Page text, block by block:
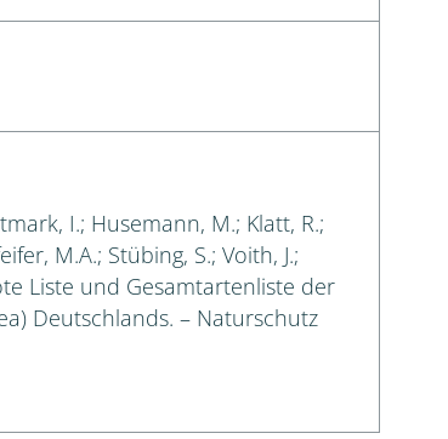
I.; Husemann, M.; Klatt, R.;
M.A.; Stübing, S.; Voith, J.;
Liste und Gesamtartenliste der
Deutschlands. – Naturschutz